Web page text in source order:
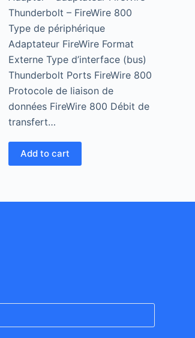
Thunderbolt – FireWire 800
Type de périphérique
Adaptateur FireWire Format
Externe Type d’interface (bus)
Thunderbolt Ports FireWire 800
Protocole de liaison de
données FireWire 800 Débit de
transfert…
Add to cart